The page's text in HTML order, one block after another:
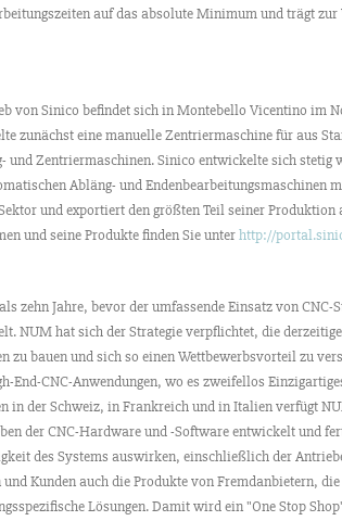
auf das absolute Minimum und trägt zur
von Sinico befindet sich in Montebello Vicentino im
zunächst eine manuelle Zentriermaschine für aus
und Zentriermaschinen. Sinico entwickelte sich
Abläng- und Endenbearbeitungsmaschinen
und exportiert den größten Teil seiner
und seine Produkte finden Sie unterhttp://
zehn Jahre, bevor der umfassende Einsatz von CNC-
NUM hat sich der Strategie verpflichtet, die
zu bauen und sich so einen Wettbewerbsvorteil zu
End-CNC-Anwendungen, wo es zweifellos
in der Schweiz, in Frankreich und in Italien verfügt
der CNC-Hardware und -Software entwickelt und
des Systems auswirken, einschließlich der
Kunden auch die Produkte von Fremdanbietern,
Lösungen. Damit wird ein "One Stop